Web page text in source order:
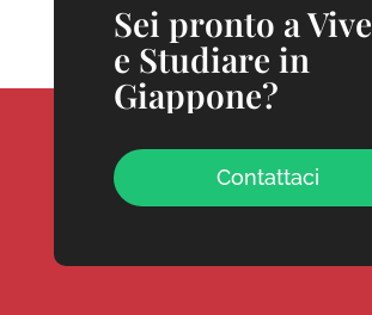
Sei pronto a
e Studiare in
Giappone?
Contattaci